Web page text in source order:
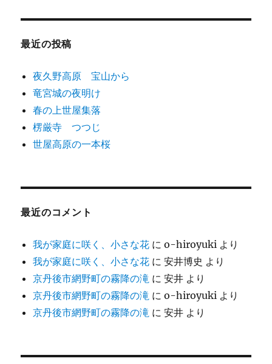
最近の投稿
夜久野高原 宝山から
竜宮城の夜明け
春の上世屋集落
楞厳寺 つつじ
世屋高原の一本桜
最近のコメント
我が家庭に咲く、小さな花 にo-hiroyuki より
我が家庭に咲く、小さな花 に安井博史 より
京丹後市網野町の霧降の滝 に安井 より
京丹後市網野町の霧降の滝 にo-hiroyuki より
京丹後市網野町の霧降の滝 に安井 より